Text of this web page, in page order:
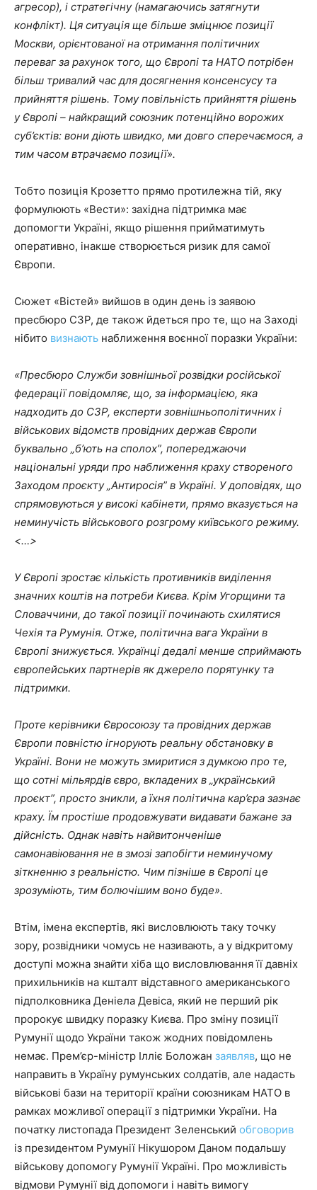
агресор), і стратегічну (намагаючись затягнути
конфлікт). Ця ситуація ще більше зміцнює позиції
Москви, орієнтованої на отримання політичних
переваг за рахунок того, що Європі та НАТО потрібен
більш тривалий час для досягнення консенсусу та
прийняття рішень. Тому повільність прийняття рішень
у Європі – найкращий союзник потенційно ворожих
суб’єктів: вони діють швидко, ми довго сперечаємося, а
тим часом втрачаємо позиції».
Тобто позиція Крозетто прямо протилежна тій, яку
формулюють «Вести»: західна підтримка має
допомогти Україні, якщо рішення прийматимуть
оперативно, інакше створюється ризик для самої
Європи.
Сюжет «Вістей» вийшов в один день із заявою
пресбюро СЗР, де також йдеться про те, що на Заході
нібито визнають наближення воєнної поразки України:
«Пресбюро Служби зовнішньої розвідки російської
федерації повідомляє, що, за інформацією, яка
надходить до СЗР, експерти зовнішньополітичних і
військових відомств провідних держав Європи
буквально „б’ють на сполох”, попереджаючи
національні уряди про наближення краху створеного
Заходом проєкту „Антиросія” в Україні. У доповідях, що
спрямовуються у високі кабінети, прямо вказується на
неминучість військового розгрому київського режиму.
<…>
У Європі зростає кількість противників виділення
значних коштів на потреби Києва. Крім Угорщини та
Словаччини, до такої позиції починають схилятися
Чехія та Румунія. Отже, політична вага України в
Європі знижується. Українці дедалі менше сприймають
європейських партнерів як джерело порятунку та
підтримки.
Проте керівники Євросоюзу та провідних держав
Європи повністю ігнорують реальну обстановку в
Україні. Вони не можуть змиритися з думкою про те,
що сотні мільярдів євро, вкладених в „український
проєкт”, просто зникли, а їхня політична кар’єра зазнає
краху. Їм простіше продовжувати видавати бажане за
дійсність. Однак навіть найвитонченіше
самонавіювання не в змозі запобігти неминучому
зіткненню з реальністю. Чим пізніше в Європі це
зрозуміють, тим болючішим воно буде».
Втім, імена експертів, які висловлюють таку точку
зору, розвідники чомусь не називають, а у відкритому
доступі можна знайти хіба що висловлювання її давніх
прихильників на кшталт відставного американського
підполковника Деніела Девіса, який не перший рік
пророкує швидку поразку Києва. Про зміну позиції
Румунії щодо України також жодних повідомлень
немає. Прем’єр-міністр Ілліє Боложан заявляв, що не
направить в Україну румунських солдатів, але надасть
військові бази на території країни союзникам НАТО в
рамках можливої ​​операції з підтримки України. На
початку листопада Президент Зеленський обговорив
із президентом Румунії Нікушором Даном подальшу
військову допомогу Румунії Україні. Про можливість
відмови Румунії від допомоги і навіть вимогу